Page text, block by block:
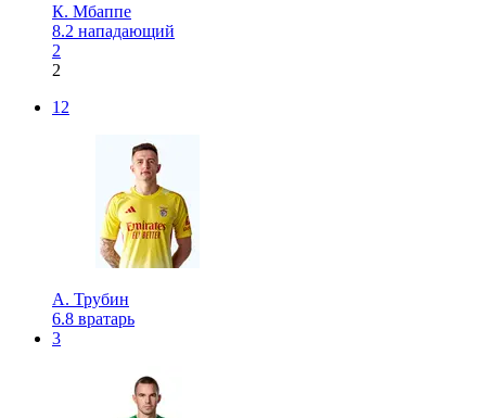
К. Мбаппе
8.2 нападающий
2
2
12
А. Трубин
6.8 вратарь
3